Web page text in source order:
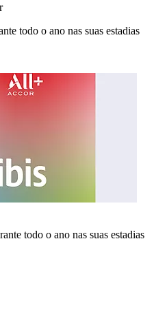
todo o ano nas suas estadias
todo o ano nas suas estadias